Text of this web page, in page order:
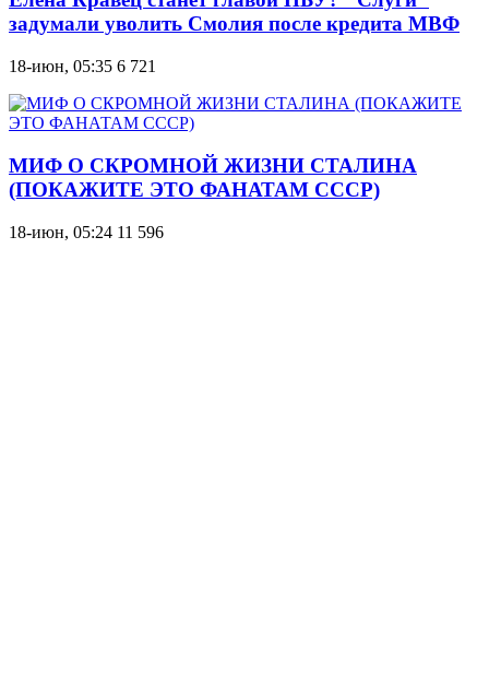
задумали уволить Смолия после кредита МВФ
18-июн, 05:35 6 721
МИФ О СКРОМНОЙ ЖИЗНИ СТАЛИНА
(ПОКАЖИТЕ ЭТО ФАНАТАМ СССР)
18-июн, 05:24 11 596